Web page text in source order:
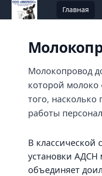
Главная
Молокопровод
которой молоко
того, насколько
работы
В классической
установки АДСН
объединяет